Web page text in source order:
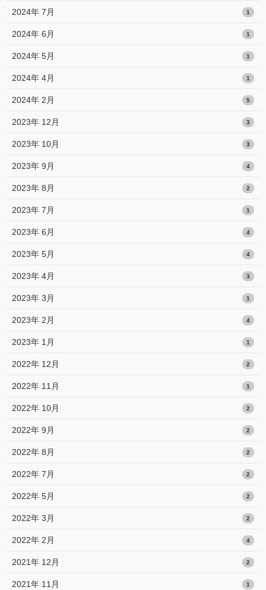
2024年 7月 1
2024年 6月 1
2024年 5月 1
2024年 4月 1
2024年 2月 5
2023年 12月 3
2023年 10月 3
2023年 9月 4
2023年 8月 2
2023年 7月 1
2023年 6月 4
2023年 5月 4
2023年 4月 3
2023年 3月 1
2023年 2月 4
2023年 1月 1
2022年 12月 2
2022年 11月 1
2022年 10月 2
2022年 9月 2
2022年 8月 2
2022年 7月 2
2022年 5月 2
2022年 3月 2
2022年 2月 4
2021年 12月 2
2021年 11月 1